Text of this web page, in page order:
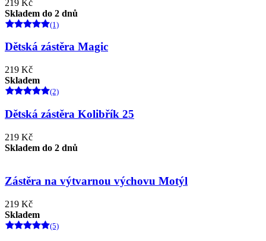
219 Kč
Skladem do 2 dnů
(1)
Dětská zástěra Magic
219 Kč
Skladem
(2)
Dětská zástěra Kolibřík 25
219 Kč
Skladem do 2 dnů
Zástěra na výtvarnou výchovu Motýl
219 Kč
Skladem
(5)